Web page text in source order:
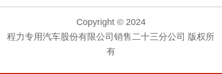
Copyright © 2024
程力专用汽车股份有限公司销售二十三分公司 版权所
有